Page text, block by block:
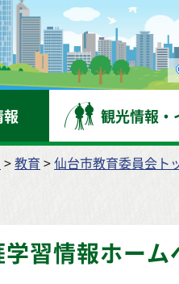
報 観光情報・
>教育 >仙台市教育委員会ト
学習情報ホー